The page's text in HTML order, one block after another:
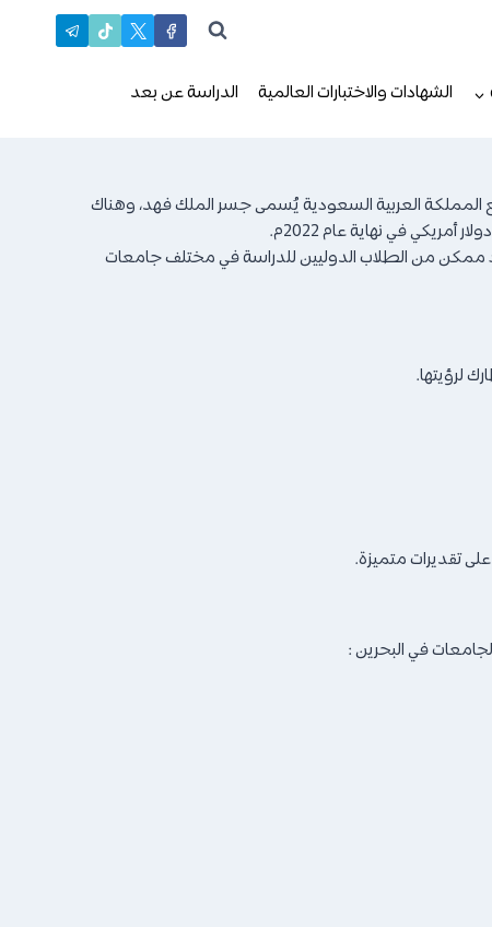
الشهادات والاختبارات العالمية الدراسة عن بعد
المملكة العربية السعودية يُسمى جسر الملك فهد، وهناك
ممكن من الطلاب الدوليين للدراسة في مختلف جامعات
لرؤيتها.
تقديرات متميزة.
في البحرين :